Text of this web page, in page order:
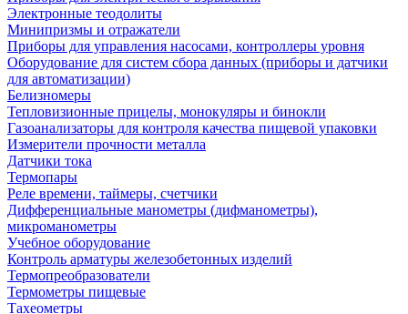
Электронные теодолиты
Минипризмы и отражатели
Приборы для управления насосами, контроллеры уровня
Оборудование для систем сбора данных (приборы и датчики
для автоматизации)
Белизномеры
Тепловизионные прицелы, монокуляры и бинокли
Газоанализаторы для контроля качества пищевой упаковки
Измерители прочности металла
Датчики тока
Термопары
Реле времени, таймеры, счетчики
Дифференциальные манометры (дифманометры),
микроманометры
Учебное оборудование
Контроль арматуры железобетонных изделий
Термопреобразователи
Термометры пищевые
Тахеометры